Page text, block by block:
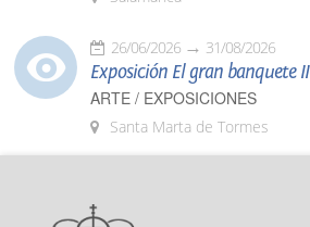
26/06/2026 31/08/2026
Exposición El gran banquete II
ARTE / EXPOSICIONES
Santa Marta de Tormes